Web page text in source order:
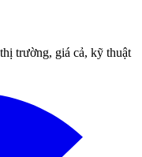
trường, giá cả, kỹ thuật